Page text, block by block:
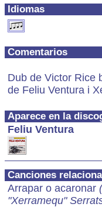
Idiomas
Comentarios
Dub de Victor Rice
de Feliu Ventura i
Aparece en la
Feliu Ventura
Canciones
Arrapar o acaronar (
"Xerramequ"